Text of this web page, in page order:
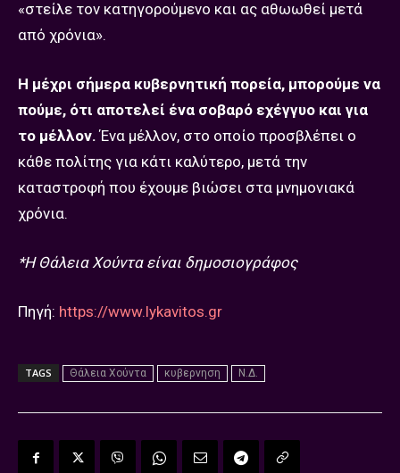
«στείλε τον κατηγορούμενο και ας αθωωθεί μετά
από χρόνια».
Η μέχρι σήμερα κυβερνητική πορεία, μπορούμε να
πούμε, ότι αποτελεί ένα σοβαρό εχέγγυο και για
το μέλλον.Ένα μέλλον, στο οποίο προσβλέπει ο
κάθε πολίτης για κάτι καλύτερο, μετά την
καταστροφή που έχουμε βιώσει στα μνημονιακά
χρόνια.
*Η Θάλεια Χούντα είναι δημοσιογράφος
Πηγή: https://www.lykavitos.gr
TAGS Θάλεια Χούντα κυβερνηση Ν.Δ.